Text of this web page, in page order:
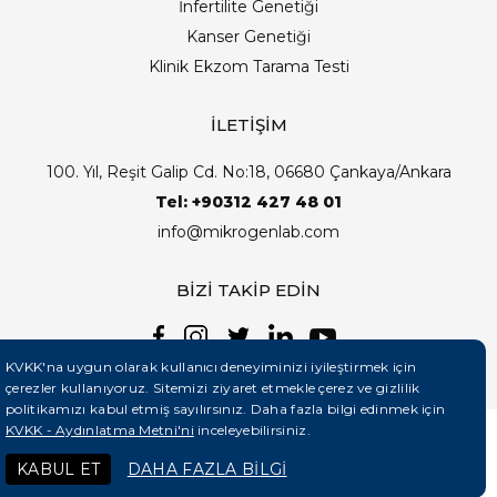
İnfertilite Genetiği
Kanser Genetiği
Klinik Ekzom Tarama Testi
İLETİŞİM
100. Yıl, Reşit Galip Cd. No:18, 06680 Çankaya/Ankara
Tel: +90312 427 48 01
info@mikrogenlab.com
BİZİ TAKİP EDİN
Teknobay (+90 444 5 331)
KVKK'na uygun olarak kullanıcı deneyiminizi iyileştirmek için
çerezler kullanıyoruz. Sitemizi ziyaret etmekle çerez ve gizlilik
politikamızı kabul etmiş sayılırsınız. Daha fazla bilgi edinmek için
KVKK - Aydınlatma Metni'ni inceleyebilirsiniz.
KABUL ET DAHA FAZLA BİLGİ